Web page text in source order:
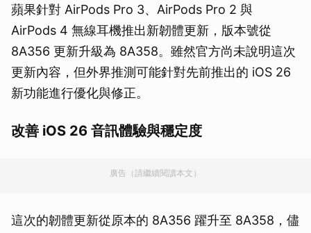
蘋果針對 AirPods Pro 3、AirPods Pro 2 與
AirPods 4 無線耳機推出新韌體更新，版本號從
8A356 更新升級為 8A358。雖然官方尚未說明這次
更新內容，但外界推測可能針對先前推出的 iOS 26
新功能進行優化與修正。
改善 iOS 26 音訊體驗與穩定度
廣告（請繼續閱讀本文）
這次的韌體更新從原本的 8A356 躍升至 8A358，儘